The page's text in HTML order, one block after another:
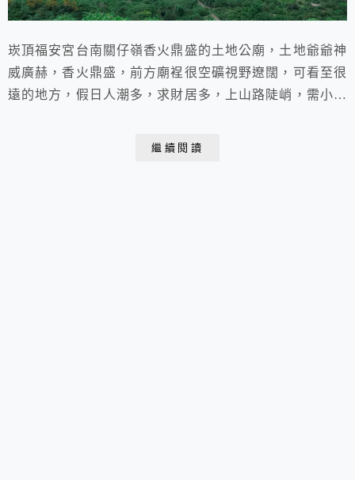
崁頂福安宮台南關仔嶺香火鼎盛的土地公廟，土地爺爺神
威廣赫，香火鼎盛，前方廟裎很空礦視野遼闊，可看至很
遠的地方，假日人潮多，求財居多，上山路陡峭，需小心
繼續閱讀